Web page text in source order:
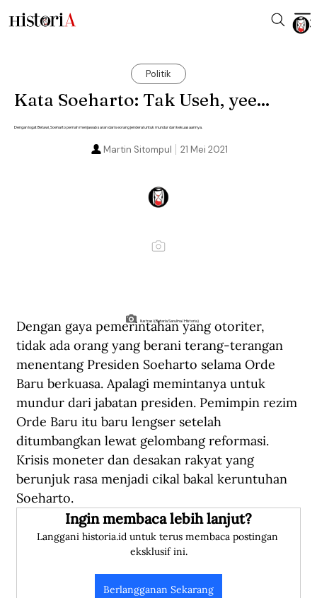
Politik
Kata Soeharto: Tak Useh, yee...
Dengan logat Betawi, Soeharto pernah menjawab saran dari seorang jenderal untuk mundur dari kekuasaannya.
21 Mei 2021
Martin Sitompul
Ilustrasi (Betaria Sarulina/Historia)
Dengan gaya pemerintahan yang otoriter,
tidak ada orang yang berani terang-terangan
menentang Presiden Soeharto selama Orde
Baru berkuasa. Apalagi memintanya untuk
mundur dari jabatan presiden. Pemimpin rezim
Orde Baru itu baru lengser setelah
ditumbangkan lewat gelombang reformasi.
Krisis moneter dan desakan rakyat yang
berunjuk rasa menjadi cikal bakal keruntuhan
Soeharto.
Ingin membaca lebih lanjut?
Langgani historia.id untuk terus membaca postingan
eksklusif ini.
Berlangganan Sekarang